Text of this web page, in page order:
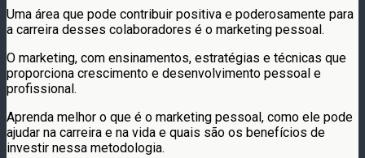
Uma área que pode contribuir positiva e poderosamente para
a carreira desses colaboradores é o marketing pessoal.
O marketing, com ensinamentos, estratégias e técnicas que
proporciona crescimento e desenvolvimento pessoal e
profissional.
Aprenda melhor o que é o marketing pessoal, como ele pode
ajudar na carreira e na vida e quais são os benefícios de
investir nessa metodologia.